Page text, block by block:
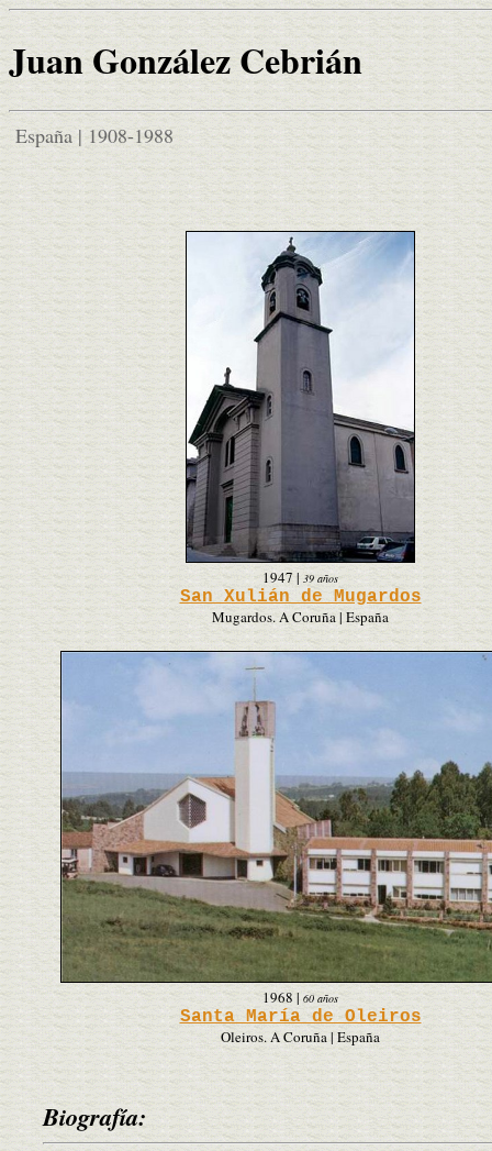
Juan González Cebrián
España | 1908-1988
1947 | 39 años
San Xulián de Mugardos
Mugardos. A Coruña | España
1968| 60 años
Santa María de Oleiros
Oleiros. A Coruña | España
Biografía: